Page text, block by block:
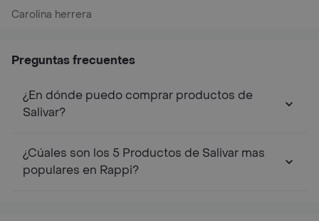
Carolina herrera
Preguntas frecuentes
¿En dónde puedo comprar productos de
Salivar?
¿Cúales son los 5 Productos de Salivar mas
populares en Rappi?